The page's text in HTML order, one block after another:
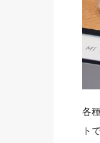
各
ト